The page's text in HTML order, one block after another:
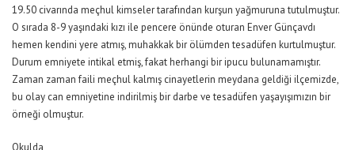
19.50 civarında meçhul kimseler tarafından kurşun yağmuruna tutulmuştur.
O sırada 8-9 yaşındaki kızı ile pencere önünde oturan Enver Günçavdı
hemen kendini yere atmış, muhakkak bir ölümden tesadüfen kurtulmuştur.
Durum emniyete intikal etmiş, fakat herhangi bir ipucu bulunamamıştır.
Zaman zaman faili meçhul kalmış cinayetlerin meydana geldiği ilçemizde,
bu olay can emniyetine indirilmiş bir darbe ve tesadüfen yaşayışımızın bir
örneği olmuştur.
Okulda